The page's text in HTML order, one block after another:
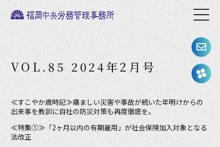
VOL.85 2024年2月号
≪すこやか歳時記≫痛ましい災害や事故が続いた年明けからの
出来事を教訓に自社の防災対策も再度徹底を。
≪特集①≫「2ヶ月以内の有期雇用」が社会保険加入対象となる
法改正